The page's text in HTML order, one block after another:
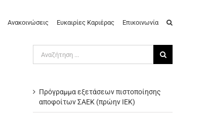
Ανακοινώσεις Ευκαιρίες Καριέρας Επικοινωνία
για:
Πρόγραμμα εξετάσεων πιστοποίησης
αποφοίτων ΣΑΕΚ (πρώην ΙΕΚ)